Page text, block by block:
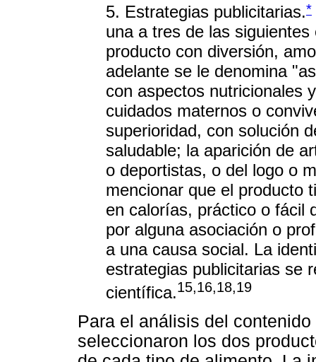
5. Estrategias publicitarias.*
una a tres de las
producto con diversión,
adelante se le denomina
con aspectos nutricionales
cuidados maternos o
superioridad, con solución
saludable; la aparición de
o deportistas, o del logo o
mencionar que el producto
en calorías, práctico o fácil
por alguna asociación o
a una causa social. La
estrategias publicitarias se
científica.15,16,18,19
Para el análisis del
seleccionaron los dos